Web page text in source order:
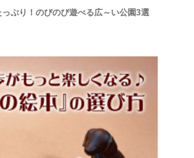
っぷり！のびのび遊べる広～い公園3選